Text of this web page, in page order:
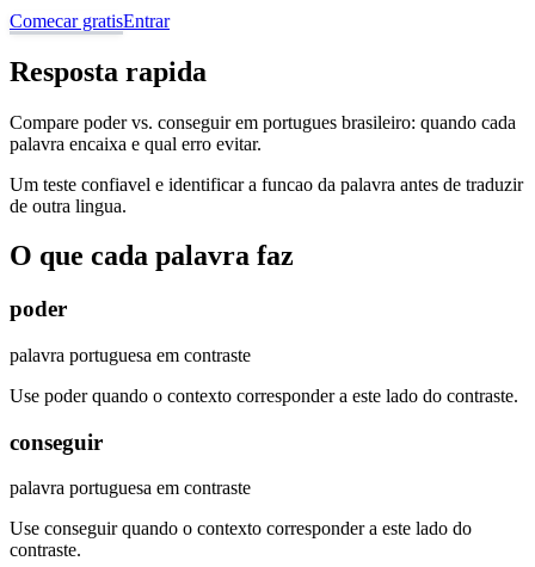
Comecar gratisEntrar
Resposta rapida
Compare poder vs. conseguir em portugues brasileiro: quando cada
palavra encaixa e qual erro evitar.
Um teste confiavel e identificar a funcao da palavra antes de traduzir
de outra lingua.
O que cada palavra faz
poder
palavra portuguesa em contraste
Use poder quando o contexto corresponder a este lado do contraste.
conseguir
palavra portuguesa em contraste
Use conseguir quando o contexto corresponder a este lado do
contraste.